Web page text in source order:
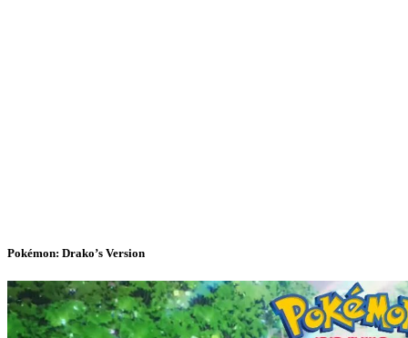
Pokémon: Drako’s Version